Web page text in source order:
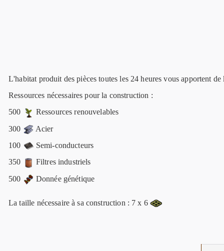
L'habitat produit des pièces toutes les 24 heures vous apportent
Ressources nécessaires pour la construction :
500
Ressources renouvelables
300
Acier
100
Semi-conducteurs
350
Filtres industriels
500
Donnée génétique
La taille nécessaire à sa construction : 7 x 6